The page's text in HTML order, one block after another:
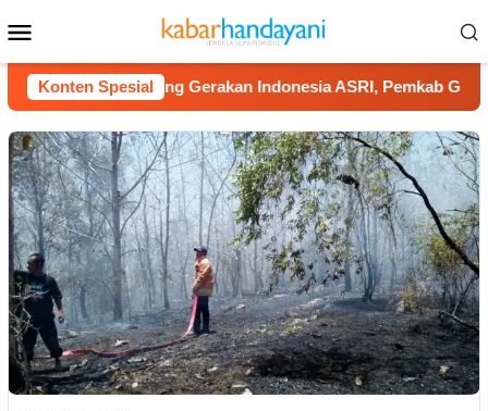
ke
kontenMobile
Konten Spesial
Dukung Gerakan Indonesia ASRI, Pemkab